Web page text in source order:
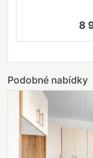
8
Podobné nabídky